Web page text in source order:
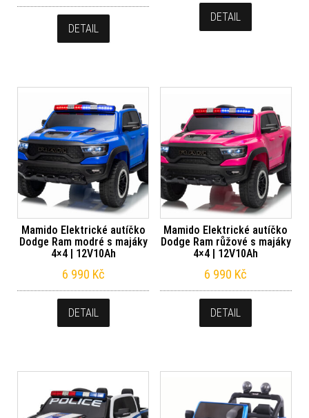
DETAIL
DETAIL
Mamido Elektrické autíčko
Dodge Ram modré s majáky
4×4 | 12V10Ah
6 990 Kč
DETAIL
Mamido Elektrické autíčko
Dodge Ram růžové s majáky
4×4 | 12V10Ah
6 990 Kč
DETAIL